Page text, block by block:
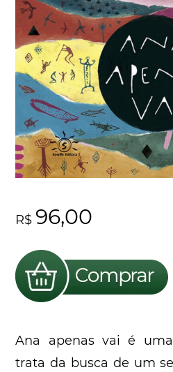
R$ 96,00
Ana apenas vai é
trata da busca de um